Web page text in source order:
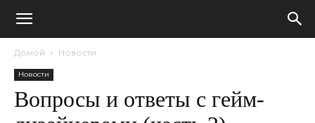
Домой Новости
Новости
Вопросы и ответы с гейм-